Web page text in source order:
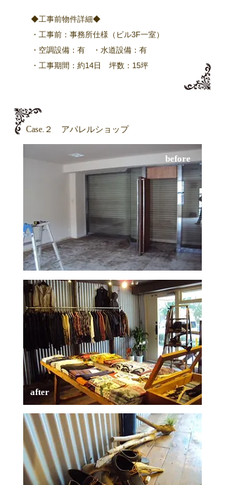
◆工事前物件詳細◆
・工事前：事務所仕様​（ビル3F一室）
・空調設備：有 ・水道設備：有
​・工事期間：約14日 坪数：15坪
​Case.２ アパレルショップ
​before
​after